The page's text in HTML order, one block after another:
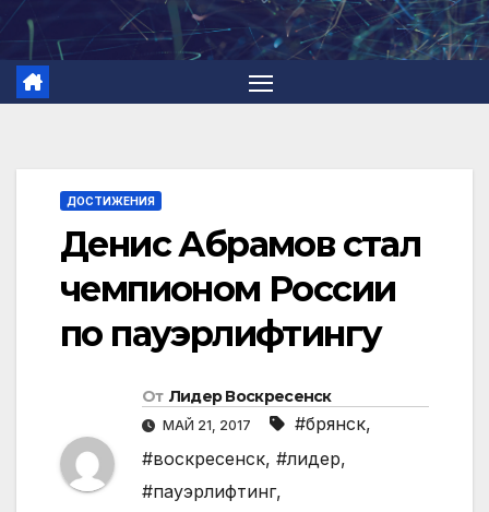
Перейти
содержимому
ДОСТИЖЕНИЯ
Денис Абрамов стал
чемпионом России
по пауэрлифтингу
От Лидер Воскресенск
МАЙ 21, 2017 #брянск,
#воскресенск, #лидер,
#пауэрлифтинг,